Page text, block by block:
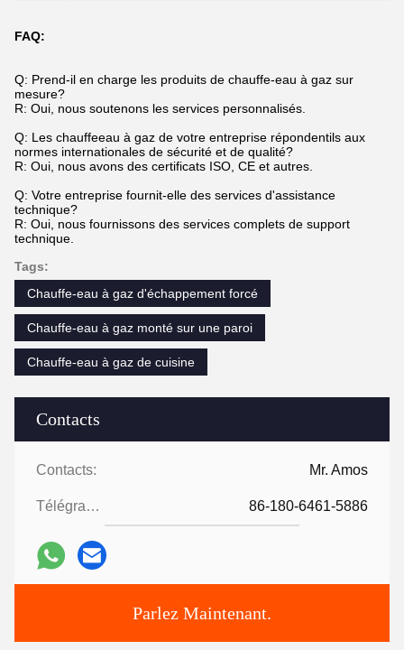
Contacts
Contacts: Mr. Amos
Télégramme: 86-180-6461-5886
Parlez Maintenant.
FAQ:
Q: Prend-il en charge les produits de chauffe-eau à gaz sur
mesure?
R: Oui, nous soutenons les services personnalisés.
Q: Les chauffe­eau à gaz de votre entreprise répondent­ils aux
normes internationales de sécurité et de qualité?
R: Oui, nous avons des certificats ISO, CE et autres.
Q: Votre entreprise fournit-elle des services d'assistance
technique?
R: Oui, nous fournissons des services complets de support
technique.
Tags:
Chauffe-eau à gaz d'échappement forcé
Chauffe-eau à gaz monté sur une paroi
Chauffe-eau à gaz de cuisine